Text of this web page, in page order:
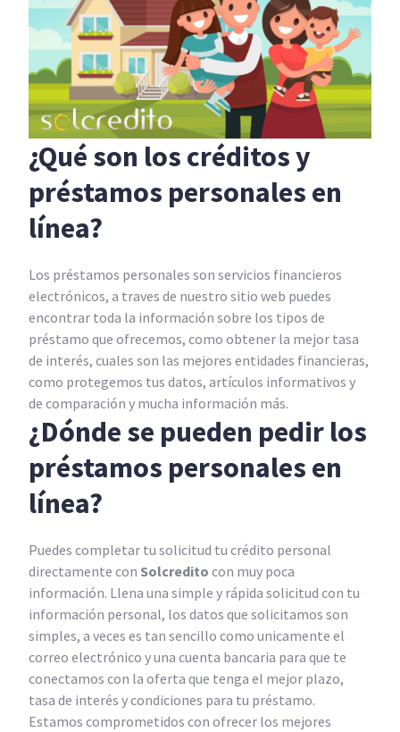
¿Qué son los créditos y
préstamos personales en
línea?
Los préstamos personales son servicios financieros
electrónicos, a traves de nuestro sitio web puedes
encontrar toda la información sobre los tipos de
préstamo que ofrecemos, como obtener la mejor tasa
de interés, cuales son las mejores entidades financieras,
como protegemos tus datos, artículos informativos y
de comparación y mucha información más.
¿Dónde se pueden pedir los
préstamos personales en
línea?
Puedes completar tu solicitud tu crédito personal
directamente con Solcredito con muy poca
información. Llena una simple y rápida solicitud con tu
información personal, los datos que solicitamos son
simples, a veces es tan sencillo como unicamente el
correo electrónico y una cuenta bancaria para que te
conectamos con la oferta que tenga el mejor plazo,
tasa de interés y condiciones para tu préstamo.
Estamos comprometidos con ofrecer los mejores